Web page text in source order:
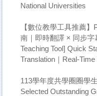
National Universities
【數位教學工具推薦
南｜即時翻譯 × 同步字
Teaching Tool] Quick
Translation｜Real-
113學年度共學圈圈學
Selected Outstanding